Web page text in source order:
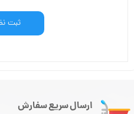
ثبت
ارسال سریع سفارش